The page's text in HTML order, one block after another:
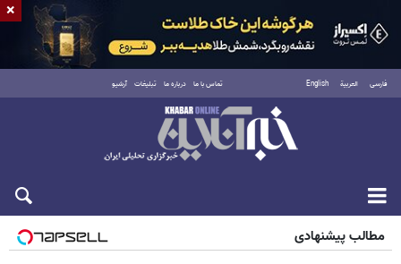
فارسی العربية English تماس با ما درباره ما تبلیغات آرشیو
جمعه ۱۶ مرداد ۱۴۰۵
مطالب پیشنهادی
×